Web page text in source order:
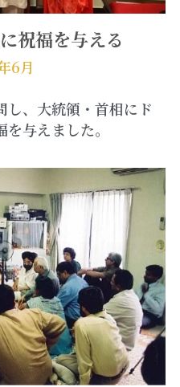
祝福を与える
6月
し、大統領・首相にド
与えました。